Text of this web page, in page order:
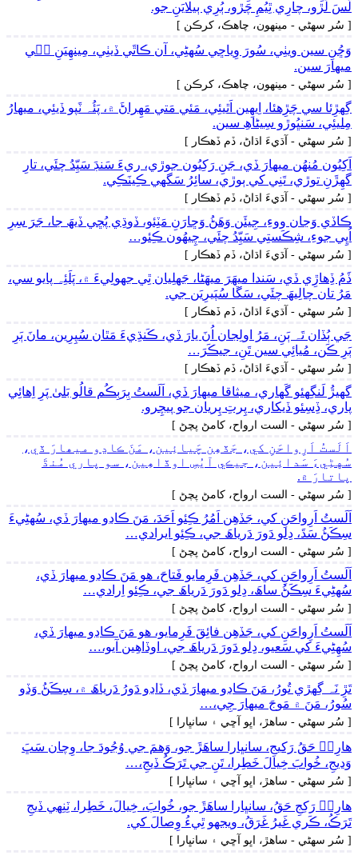
لَسَ لَڙو، چارِي ٿِيُمِ چَڙو، ٻُرِي ٻيلايَنِ جو.
[ سُر سھڻي - مينھون، چاھڪ، کرڪن ]
وَڇُنِ سين ويٺِي، سُورَ وِياڇي سُهڻِي، آن ڪاٿَي ڏيٺِي، مِينھِيَنِ جٖي
ميھارَ سين.
[ سُر سھڻي - مينھون، چاھڪ، کرڪن ]
گِهڙِئا سي چَڙِهئا، اِيھِين اَٿيئِي، مَئي مَتي مَھِراڻَ ۾، پَئُہ ٽَپو ڏيئِي، ميھارُ
مِليئِي، سَنڀُوڙو سِيڻاھِ سين.
[ سُر سھڻي - آڌيءَ اڌاڻ، ڏم ڏھڪار ]
اَکِيُون مُنھُن ميھارَ ڏي، جَنِ رَکِيُون جوڙي، ريءَ سَنڊَ سَيِّدُ چئَي، تارِ
گهِڙَنِ توڙي، تَنِي کي ٻوڙي، سائِرُ سَگهي ڪِينَڪِي.
[ سُر سھڻي - آڌيءَ اڌاڻ، ڏم ڏھڪار ]
ڪاڏي وَڃان ووءِ، جِيئَن وَھَڻُ وَڇارَنِ مَٽِئو، ڏوڌِي پُڇي ڏيھَ جا، جَرَ سِرِ
اُڀِي جوءِ، شِڪَستِي سَيِّدُ چئَي، چِيھُون ڪِئو…
[ سُر سھڻي - آڌيءَ اڌاڻ، ڏم ڏھڪار ]
ڏَمُ ڏِھاڙِي ڏي، سَندا ميھَرَ ميھَڻا، جَهلِيان ٿِي جهولِيءَ ۾، پَلَئِہ پايو سي،
مَرُ تان چالِيھَ چئَي، سَڱا سُپَيرِيَن جي.
[ سُر سھڻي - آڌيءَ اڌاڻ، ڏم ڏھڪار ]
جَي ٻُڏان تَہ ٻَنِ، مَرُ اولِجان اُنَ يارَ ڏي، ڪَنڌِيءَ مَٿان سُپِرِين، مانَ ٻَرِ
ٻَرِ ڪَن، مُيائِي سين تَنِ، جيڪَرَ…
[ سُر سھڻي - آڌيءَ اڌاڻ، ڏم ڏھڪار ]
گهيڙُ لَنگِهئو گَهاري، ميثاقا ميھارَ ڏي، اَلَستُ بِرَبِڪُم قالُو بَلیٰ پَرِ اِھائِي
پاري، ڏِسِئو ڏيکاري، پِرتِ پِريان جو پيچِرو.
[ سُر سھڻي - الست ارواح، کامڻ پچڻ ]
اَلَستُ اَرِواحَنِ کي، جَڏھِن چَيائِين، مَنَ ڪاڍو ميھارَ ڏي،
سُهڻِيءَ سَدائِين، جيڪي آيُسِ اوڏاھِين، سو پاري مُنڌَ
پاتارَ ۾.
[ سُر سھڻي - الست ارواح، کامڻ پچڻ ]
اَلَستُ اَرِواحَنِ کي، جَڏھِن اَمُرُ ڪِئو اَحَدَ، مَنَ ڪاڍو ميھارَ ڏي، سُهڻِيءَ
سِڪَڻُ سَڌَ، دِلو دَورَ دَرياھَ جي، ڪِئو ايرادي…
[ سُر سھڻي - الست ارواح، کامڻ پچڻ ]
اَلَستُ اَرِواحَنِ کي، جَڏھِن فَرِمايو فَتاحَ، ھو مَنَ ڪاڍو ميھارَ ڏي،
سُهڻِيءَ سِڪَڻُ ساھَ، دِلو دَورَ دَرياھَ جي، ڪِئو اِرادي…
[ سُر سھڻي - الست ارواح، کامڻ پچڻ ]
اَلَستُ اَرِواحَنِ کي، جَڏھِن فائِقَ فَرِمايو، ھو مَنَ ڪاڍو ميھارَ ڏي،
سُھِڻِيءَ کي سَعيو، دِلو دَورَ دَرياھَ جي، اوڏاھِين آيو،…
[ سُر سھڻي - الست ارواح، کامڻ پچڻ ]
تَڙِ نَہ گِهڙي تُورُ، مَنَ ڪاڍو ميھارَ ڏي، ڏاڍو دَورُ دَرياھَ ۾، سِڪَڻُ وَڏو
سُورُ، مَنَ ۾ مَوجَ ميھارَ جِي،…
[ سُر سھڻي - ساھڙ، اڀو آڇي ۽ سانڀارا ]
ھارِيۡ حَقُ رَکيجِ، سانڀارا ساھَڙَ جو، وَھمَ جي وُجُودَ جا، وِچان سَڀَ
وَڍيجِ، خُوابَ خِيالَ خَطِرا، تَنِ جي تَرَڪُ ڏيجِ،…
[ سُر سھڻي - ساھڙ، اڀو آڇي ۽ سانڀارا ]
ھارِيۡ رَکِجِ حَقُ، سانڀارا ساھَڙَ جو، خُوابَ، خِيالَ، خَطِرا، ٽِنِهي ڏيجِ
تَرَڪُ، ڪَري غَيرُ غَرَقُ، ويجهو ٿِيءُ وِصالَ کي.
[ سُر سھڻي - ساھڙ، اڀو آڇي ۽ سانڀارا ]